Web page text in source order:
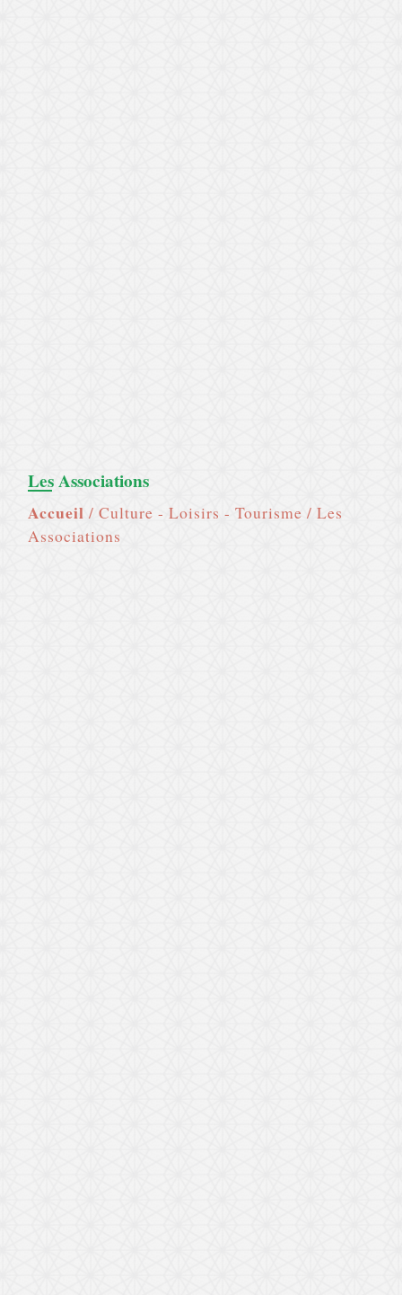
Les Associations
Accueil / Culture - Loisirs - Tourisme / Les
Associations